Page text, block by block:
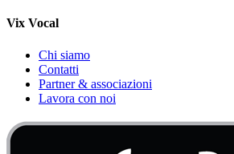
Vix Vocal
Chi siamo
Contatti
Partner & associazioni
Lavora con noi